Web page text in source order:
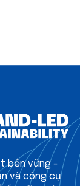
bền vững -
và công cụ